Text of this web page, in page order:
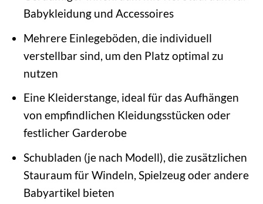
Babykleidung und Accessoires
Mehrere Einlegeböden, die individuell
verstellbar sind, um den Platz optimal zu
nutzen
Eine Kleiderstange, ideal für das Aufhängen
von empfindlichen Kleidungsstücken oder
festlicher Garderobe
Schubladen (je nach Modell), die zusätzlichen
Stauraum für Windeln, Spielzeug oder andere
Babyartikel bieten